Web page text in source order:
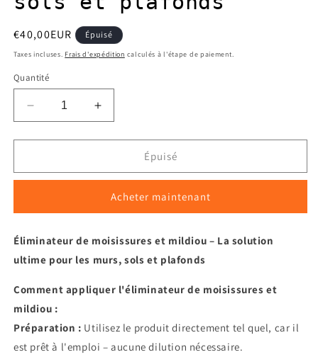
Prix
habituel
€40,00EUR Épuisé
Taxes incluses. Frais d'expédition calculés à l'étape de paiement.
Quantité
Réduire
la
quantité
Fongicide
de
et
de
pour
murs,
sols
et
plafonds
Augmenter
la
quantité
Fongicide
Éliminateur
de
et
de
pour
et
plafonds
Épuisé
Acheter maintenant
Éliminateur de moisissures et mildiou – La solution
ultime pour les murs, sols et plafonds
Comment appliquer l'éliminateur de moisissures et
mildiou :
Préparation : Utilisez le produit directement tel quel, car il
est prêt à l'emploi – aucune dilution nécessaire.